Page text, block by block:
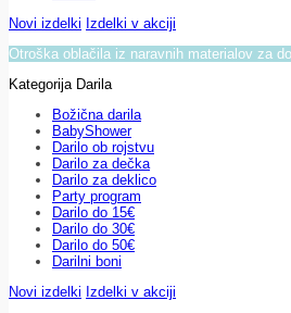
Novi izdelki Izdelki v akciji
Otroška oblačila iz naravnih materialov za
Kategorija Darila
Božična darila
BabyShower
Darilo ob rojstvu
Darilo za dečka
Darilo za deklico
Party program
Darilo do 15€
Darilo do 30€
Darilo do 50€
Darilni boni
Novi izdelki Izdelki v akciji